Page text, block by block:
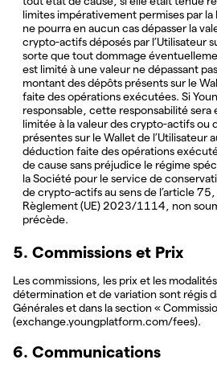
limites impérativement permises par
ne pourra en aucun cas dépasser la
crypto-actifs déposés par l’Utilisateur
sorte que tout dommage
est limité à une valeur ne dépassant
montant des dépôts présents sur le
faite des opérations exécutées. Si
responsable, cette responsabilité sera
limitée à la valeur des crypto-actifs ou
présentes sur le Wallet de l’Utilisateur
déduction faite des opérations
de cause sans préjudice le régime
la Société pour le service de
de crypto-actifs au sens de l’article
Règlement (UE) 2023/1114, non
précède.
5. Commissions et Prix
Les commissions, les prix et les
détermination et de variation sont régis
Générales et dans la section «
(exchange.youngplatform.com/fees).
6. Communications